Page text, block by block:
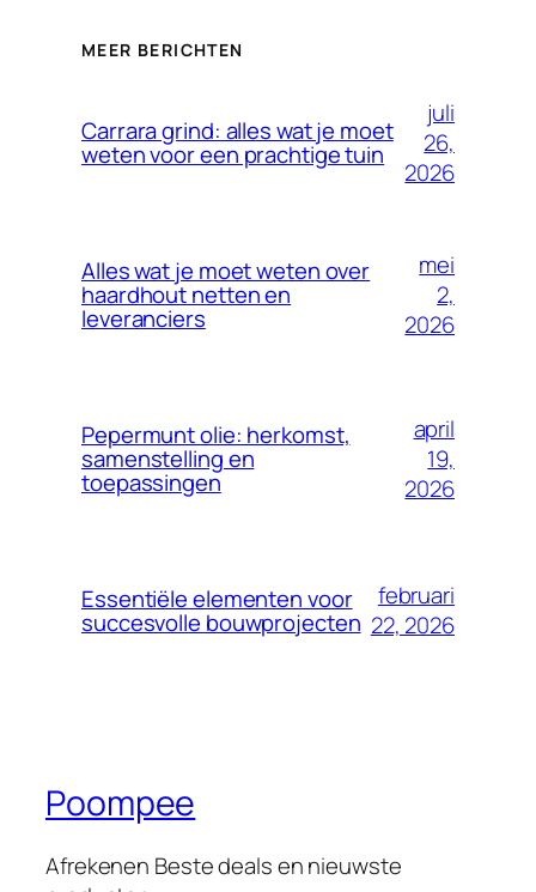
MEER BERICHTEN
Carrara grind: alles wat je moet
weten voor een prachtige tuin
juli
26,
2026
Alles wat je moet weten over
haardhout netten en
leveranciers
mei
2,
2026
Pepermunt olie: herkomst,
samenstelling en
toepassingen
april
19,
2026
Essentiële elementen voor
succesvolle bouwprojecten
februari
22, 2026
Poompee
Afrekenen Beste deals en nieuwste